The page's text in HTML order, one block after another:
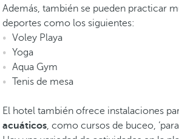
Además, también se pueden practicar
deportes como los siguientes:
Voley Playa
Yoga
Aqua Gym
Tenis de mesa
El hotel también ofrece instalaciones
acuáticos, como cursos de buceo,